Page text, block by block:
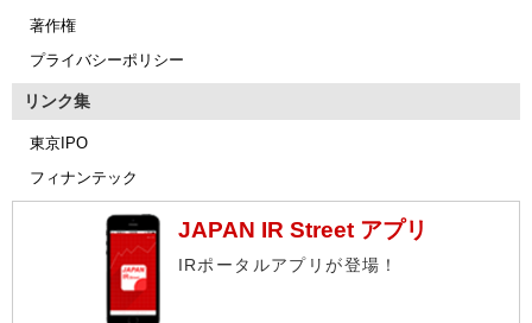
著作権
プライバシーポリシー
リンク集
東京IPO
フィナンテック
JAPAN IR Street アプリ
IRポータルアプリが登場！